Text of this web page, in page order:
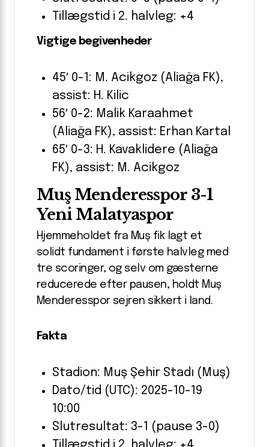
Tillægstid i 2. halvleg: +4
Vigtige begivenheder
45′ 0-1: M. Acikgoz (Aliağa FK),
assist: H. Kilic
56′ 0-2: Malik Karaahmet
(Aliağa FK), assist: Erhan Kartal
65′ 0-3: H. Kavaklidere (Aliağa
FK), assist: M. Acikgoz
Muş Menderesspor 3-1
Yeni Malatyaspor
Hjemmeholdet fra Muş fik lagt et
solidt fundament i første halvleg med
tre scoringer, og selv om gæsterne
reducerede efter pausen, holdt Muş
Menderesspor sejren sikkert i land.
Fakta
Stadion: Muş Şehir Stadı (Muş)
Dato/tid (UTC): 2025-10-19
10:00
Slutresultat: 3-1 (pause 3-0)